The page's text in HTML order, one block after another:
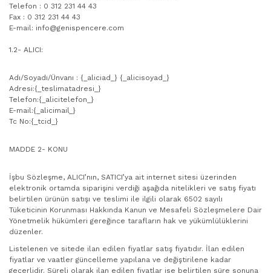
Telefon : 0 312 231 44 43
Fax : 0 312 231 44 43
E-mail: info@genispencere.com
1.2- ALICI:
Adı/Soyadı/Ünvanı : {_aliciad_} {_alicisoyad_}
Adresi:{_teslimatadresi_}
Telefon:{_alicitelefon_}
E-mail:{_alicimail_}
Tc No:{_tcid_}
MADDE 2- KONU
İşbu Sözleşme, ALICI’nın, SATICI’ya ait internet sitesi üzerinden
elektronik ortamda siparişini verdiği aşağıda nitelikleri ve satış fiyatı
belirtilen ürünün satışı ve teslimi ile ilgili olarak 6502 sayılı
Tüketicinin Korunması Hakkında Kanun ve Mesafeli Sözleşmelere Dair
Yönetmelik hükümleri gereğince tarafların hak ve yükümlülüklerini
düzenler.
Listelenen ve sitede ilan edilen fiyatlar satış fiyatıdır. İlan edilen
fiyatlar ve vaatler güncelleme yapılana ve değiştirilene kadar
geçerlidir. Süreli olarak ilan edilen fiyatlar ise belirtilen süre sonuna